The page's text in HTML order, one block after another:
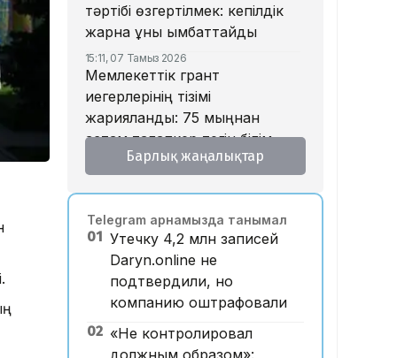
тәртібі өзгертілмек: кепілдік
жарна құны қымбаттайды
15:11, 07 Тамыз 2026
Мемлекеттік грант
иегерлерінің тізімі
жарияланды: 75 мыңнан
астам талапкер тегін білім
алады
қарқынының баяулауы қолдап
отыр – сарапшылар
13:30, 07 Тамыз 2026
Фельдшер Ұлдана
Мырзуанның қазасына қатысты
іс сотқа жолданды
Барлық жаңалықтар
Telegram арнамызда танымал
01 Утечку 4,2 млн записей
Daryn.online не
подтвердили, но
компанию оштрафовали
02 «Не контролировал